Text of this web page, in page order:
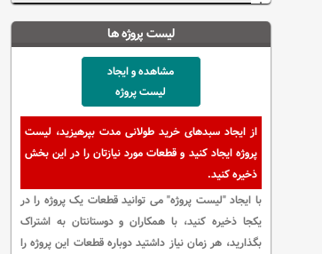
لیست پروژه ها
مشاهده و ایجاد
لیست پروژه
از ایجاد سبدهای خرید طولانی مدت بپرهیزید، لیست
پروژه ایجاد کنید و قطعات مورد نیازتان را در این بخش
ذخیره کنید.
با ایجاد "لیست پروژه" می توانید قطعات یک پروژه را در
یکجا ذخیره کنید، با همکاران و دوستانتان به اشتراک
بگذارید، هر زمان نیاز داشتید دوباره قطعات این پروژه را